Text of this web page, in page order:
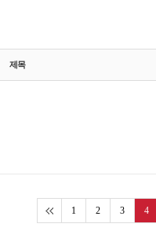
제목
1 2 3 4